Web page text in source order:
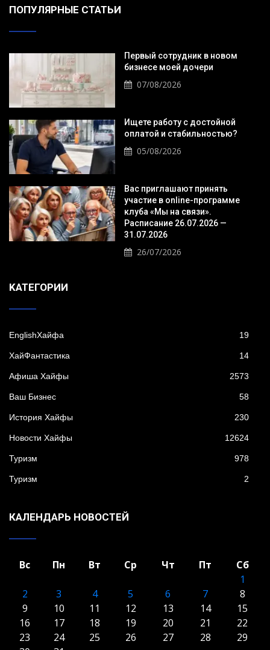
ПОПУЛЯРНЫЕ СТАТЬИ
Первый сотрудник в новом
бизнесе моей дочери
07/08/2026
Ищете работу с достойной
оплатой и стабильностью?
05/08/2026
Вас приглашают принять
участие в online-программе
клуба «Мы на связи».
Расписание 26.07.2026 —
31.07.2026
26/07/2026
KАТЕГОРИИ
EnglishХайфа 19
XайФантастика 14
Афиша Хайфы 2573
Ваш Бизнес 58
История Хайфы 230
Новости Хайфы 12624
Туризм 978
Туризм 2
КАЛЕНДАРЬ НОВОСТЕЙ
Вс Пн Вт Ср Чт Пт
Сб
1
2
3 4 5 6 7
8
9
10 11 12 13 14
15
16
17 18 19 20 21
22
23
24 25 26 27 28
29